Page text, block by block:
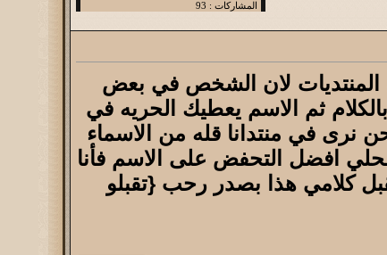
لان الشخص في بعض
ثم الاسم يعطيك الحريه في
نرى في منتدانا قله من الاسماء
افضل التحفض على الاسم فأنا
كلامي هذا بصدر رحب {تقبلو